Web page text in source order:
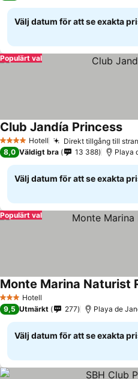
Välj datum för att se exakta
Populärt val
4 StjärnorHotell Direkt tillgång till
Club Jandía Princess
8,0 Väldigt bra 13 388 Playa
Välj datum för att se exakta
Populärt val
3 StjärnorHotell
Monte Marina Naturist
9,5 Utmärkt 277 Playa de
Välj datum för att se exakta